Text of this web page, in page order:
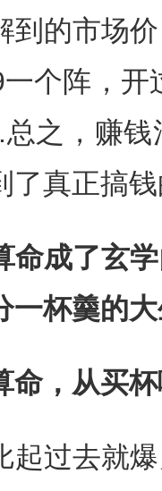
到的市场
个阵，
之，赚
了真正搞
命成了玄
一杯羹的
命，从买
起过去就